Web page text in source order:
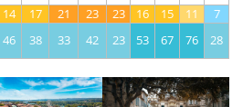
14 17 21 23 23 16 15 11
7
46 38 33 42 23 53 67 76 28